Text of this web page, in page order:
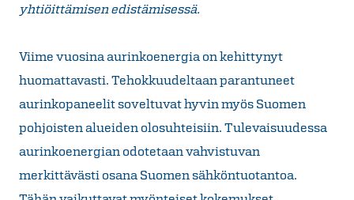
yhtiöittämisen edistämisessä.
Viime vuosina aurinkoenergia on kehittynyt
huomattavasti. Tehokkuudeltaan parantuneet
aurinkopaneelit soveltuvat hyvin myös Suomen
pohjoisten alueiden olosuhteisiin. Tulevaisuudessa
aurinkoenergian odotetaan vahvistuvan
merkittävästi osana Suomen sähköntuotantoa.